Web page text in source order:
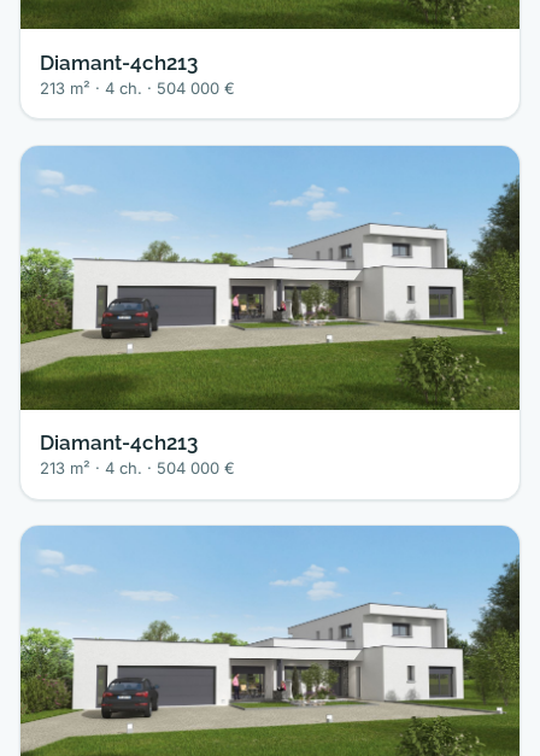
Diamant-4ch213
213 m² · 4 ch. · 504 000 €
Diamant-4ch213
213 m² · 4 ch. · 504 000 €